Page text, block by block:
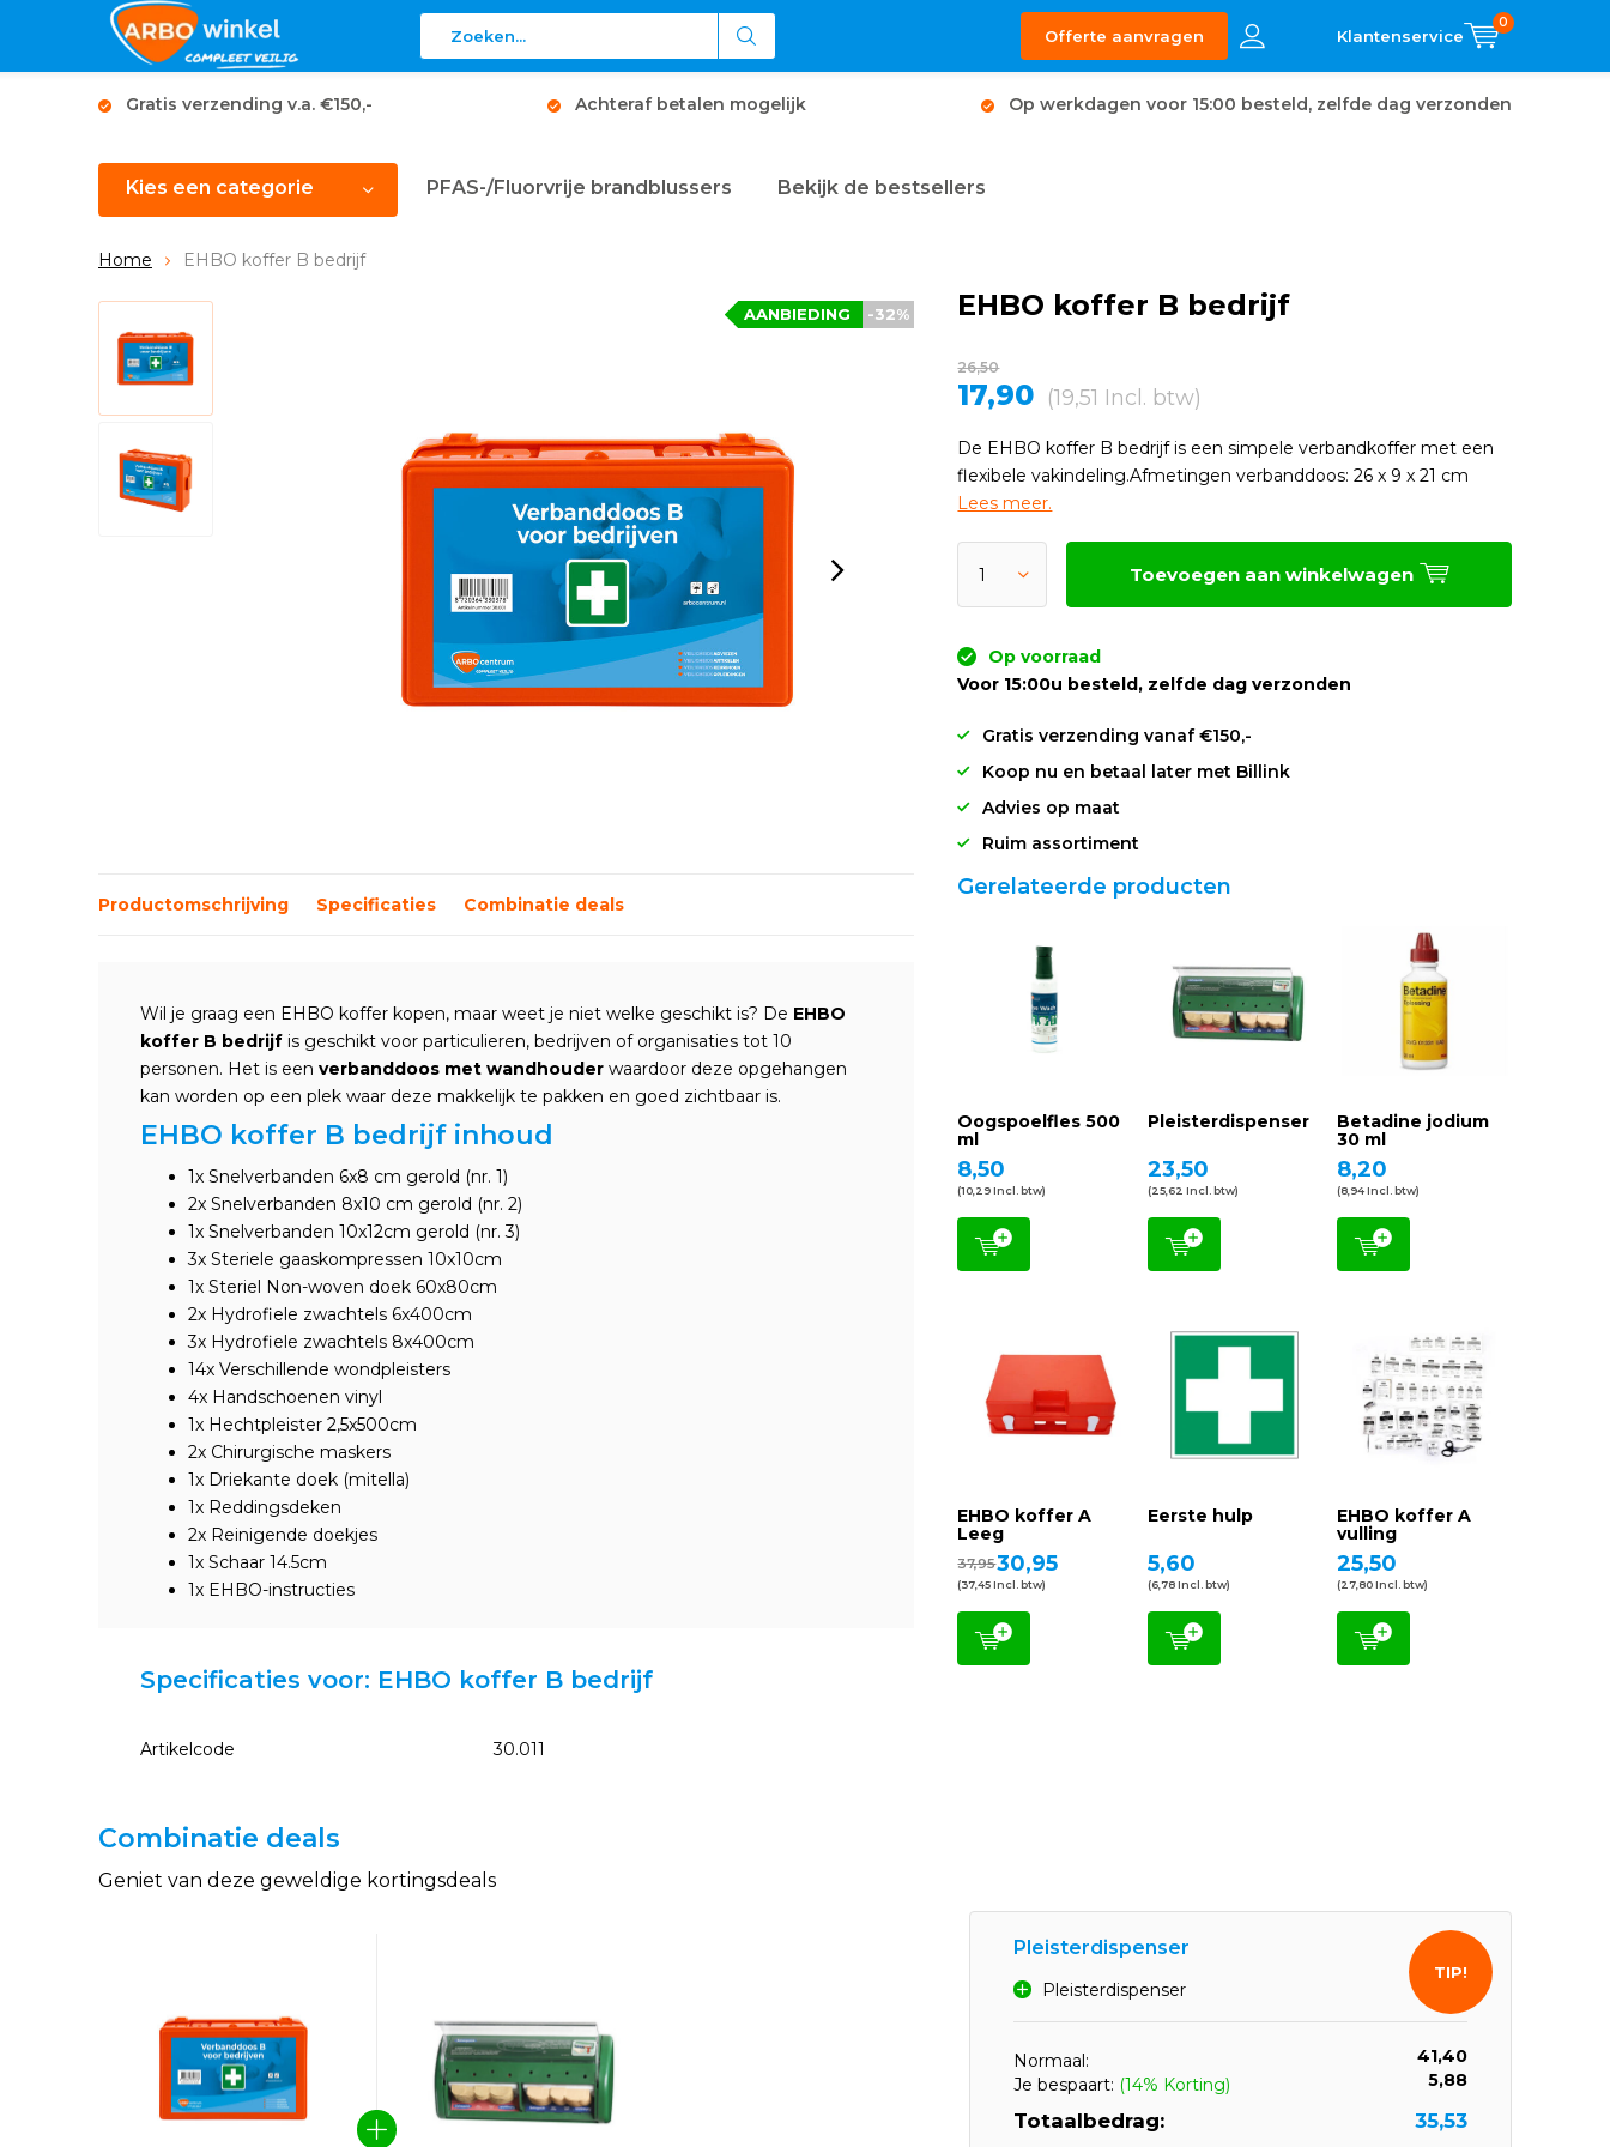
Offerte aanvragen
0
Gratis verzending v.a. €150,- Achteraf betalen mogelijk Op werkdagen voor 15:00 besteld, zelfde dag verzonden
Kies een categorie PFAS-/Fluorvrije brandblussers Bekijk de bestsellers
Home EHBO koffer B bedrijf
-32%
AANBIEDING EHBO koffer B bedrijf
26,50
17,90 (19,51 Incl. btw)
De EHBO koffer B bedrijf is een simpele verbandkoffer met een
flexibele vakindeling.Afmetingen verbanddoos: 26 x 9 x 21 cm
Lees meer.
Toevoegen aan winkelwagen
Op voorraad
Voor 15:00u besteld, zelfde dag verzonden
Gratis verzending vanaf €150,-
Koop nu en betaal later met Billink
Advies op maat
Ruim assortiment
Productomschrijving Specificaties Combinatie deals
Wil je graag een EHBO koffer kopen, maar weet je niet welke geschikt is? De EHBO
koffer B bedrijf is geschikt voor particulieren, bedrijven of organisaties tot 10
personen. Het is een verbanddoos met wandhouder waardoor deze opgehangen
kan worden op een plek waar deze makkelijk te pakken en goed zichtbaar is.
EHBO koffer B bedrijf inhoud
1x Snelverbanden 6x8 cm gerold (nr. 1)
2x Snelverbanden 8x10 cm gerold (nr. 2)
1x Snelverbanden 10x12cm gerold (nr. 3)
3x Steriele gaaskompressen 10x10cm
1x Steriel Non-woven doek 60x80cm
2x Hydrofiele zwachtels 6x400cm
3x Hydrofiele zwachtels 8x400cm
14x Verschillende wondpleisters
4x Handschoenen vinyl
1x Hechtpleister 2,5x500cm
2x Chirurgische maskers
1x Driekante doek (mitella)
1x Reddingsdeken
2x Reinigende doekjes
1x Schaar 14.5cm
1x EHBO-instructies
Specificaties voor: EHBO koffer B bedrijf
Artikelcode 30.011
Gerelateerde producten
Oogspoelfles 500
ml
8,50
(10,29 Incl. btw)
Pleisterdispenser
23,50
(25,62 Incl. btw)
Betadine jodium
30 ml
8,20
(8,94 Incl. btw)
EHBO koffer A
Leeg
37,9530,95
(37,45 Incl. btw)
Eerste hulp
5,60
(6,78 Incl. btw)
EHBO koffer A
vulling
25,50
(27,80 Incl. btw)
Combinatie deals
Geniet van deze geweldige kortingsdeals
Pleisterdispenser
Pleisterdispenser
Normaal:
41,40
Je bespaart: (14% Korting) 5,88
Totaalbedrag: 35,53
TIP!